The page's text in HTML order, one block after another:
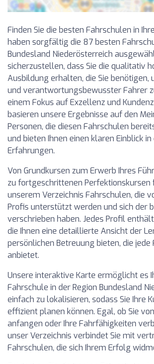
Finden Sie die besten Fahrschulen in
haben sorgfältig die 87 besten
Bundesland Niederösterreich
sicherzustellen, dass Sie die qualitativ
Ausbildung erhalten, die Sie benötigen,
und verantwortungsbewusster Fahrer
einem Fokus auf Exzellenz und
basieren unsere Ergebnisse auf den
Personen, die diesen Fahrschulen
und bieten Ihnen einen klaren Einblick in
Erfahrungen.
Von Grundkursen zum Erwerb Ihres
zu fortgeschrittenen Perfektionskursen
unserem Verzeichnis Fahrschulen, die
Profis unterstützt werden und sich der
verschrieben haben. Jedes Profil
die Ihnen eine detaillierte Ansicht der
persönlichen Betreuung bieten, die jede
anbietet.
Unsere interaktive Karte ermöglicht es
Fahrschule in der Region Bundesland
einfach zu lokalisieren, sodass Sie Ihre
effizient planen können. Egal, ob Sie
anfangen oder Ihre Fahrfähigkeiten
unser Verzeichnis verbindet Sie mit
Fahrschulen, die sich Ihrem Erfolg